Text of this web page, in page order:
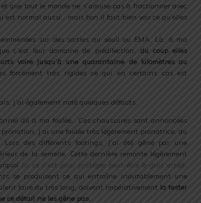
que tout le monde ne s’amuse pas à fractionner avec
est normal aussi… mais bon il faut bien voir ce qu’elles
sur des sorties au seuil ou EMA. Là, à ma
c’est leur domaine de prédilection,
du coup elles
voire jusqu’à une quarantaine de kilomètres au
forcément très rigides ce qui en certains cas est
j’ai également noté quelques défauts.
dû à ma foulée… Ces chaussures sont annoncées
j’ai une foulée très légèrement pronatrice, du
des différents footings, j’ai été gêné par une
de la semelle. Cette dernière remonte légèrement
(si ce n’est pour protéger peut-être le gros orteil),
se produisent ce qui entraîne inévitablement une
faire du très long, doivent impérativement la tester
ce détail ne les gêne pas.